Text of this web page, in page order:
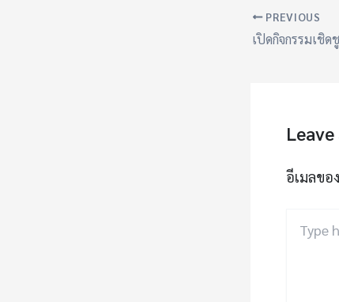
PREVIOUS
อีเมลข
here..